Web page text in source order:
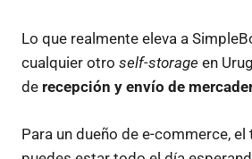
Lo que realmente eleva a
cualquier otro self-storage en
de recepción y envío de
Para un dueño de e-commerce,